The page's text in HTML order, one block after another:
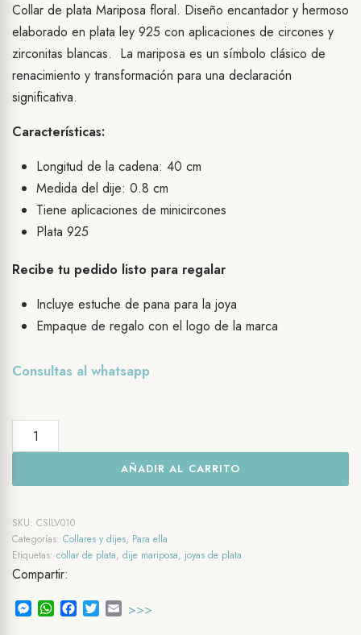
Collar de plata Mariposa floral. Diseño encantador y hermoso
elaborado en plata ley 925 con aplicaciones de circones y
zirconitas blancas. La mariposa es un símbolo clásico de
renacimiento y transformación para una declaración
significativa.
Características:
Longitud de la cadena: 40 cm
Medida del dije: 0.8 cm
Tiene aplicaciones de minicircones
Plata 925
Recibe tu pedido listo para regalar
Incluye estuche de pana para la joya
Empaque de regalo con el logo de la marca
Consultas al whatsapp
Collar
de
floral
cantidad
AÑADIR AL CARRITO
SKU: CSILV010
Categorías: Collares y dijes, Para ella
Etiquetas: collar de plata, dije mariposa, joyas de plata
Compartir:
Messenger
WhatsApp
Facebook
TwitterEmail
>>>